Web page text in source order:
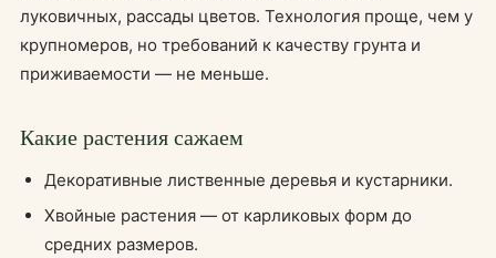
луковичных, рассады цветов. Технология проще, чем у
крупномеров, но требований к качеству грунта и
приживаемости — не меньше.
Какие растения сажаем
Декоративные лиственные деревья и кустарники.
Хвойные растения — от карликовых форм до
средних размеров.